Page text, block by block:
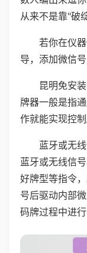
从来不是靠"破
若你在仪
导，添加微信
昆明免安
牌器一般是指
作就能实现控
蓝牙或无
蓝牙或无线信
好牌型等指令
号后驱动内部
码牌过程中进